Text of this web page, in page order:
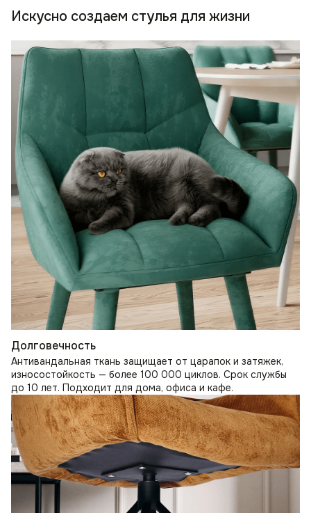
Искусно создаем стулья для жизни
Долговечность
Антивандальная ткань защищает от царапок и затяжек,
износостойкость — более 100 000 циклов. Срок службы
до 10 лет. Подходит для дома, офиса и кафе.